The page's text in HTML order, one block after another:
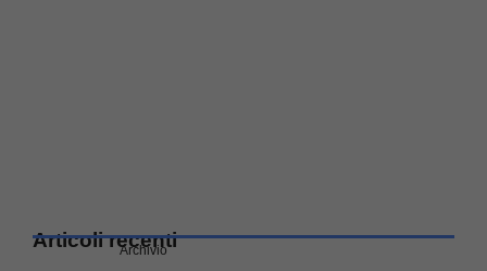
Articoli recenti
Archivio